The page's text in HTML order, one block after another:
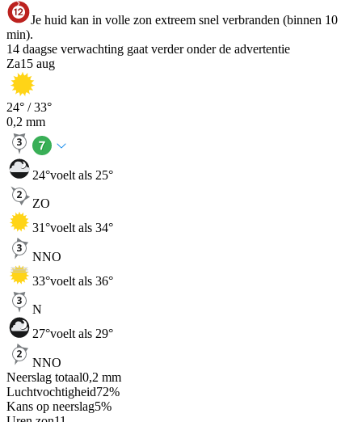
Je huid kan in volle zon extreem snel verbranden (binnen 10
min).
14 daagse verwachting gaat verder onder de advertentie
Za15 aug
24° /33°
0,2 mm
24°voelt als 25°
ZO
31°voelt als 34°
NNO
33°voelt als 36°
N
27°voelt als 29°
NNO
Neerslag totaal0,2 mm
Luchtvochtigheid72%
Kans op neerslag5%